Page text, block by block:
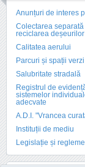
Anunțuri de interes
Colectarea separată
reciclarea deșeurilor
Calitatea aerului
Parcuri și spații verzi
Salubritate stradală
Registrul de
sistemelor
adecvate
A.D.I. "Vrancea
Instituții de mediu
Legislație și